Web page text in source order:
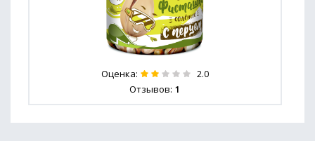
Оценка: 2.0
Отзывов: 1